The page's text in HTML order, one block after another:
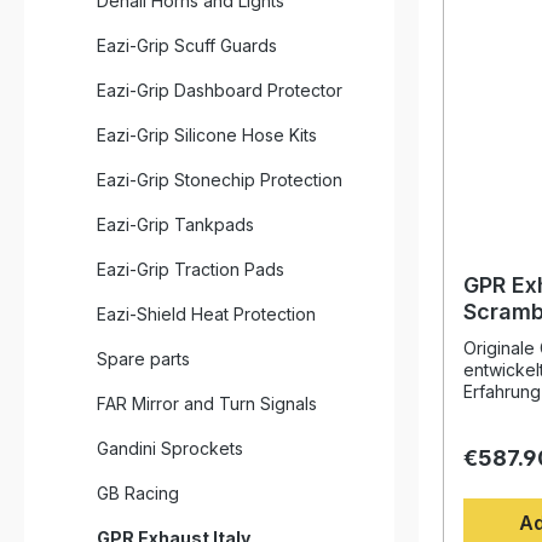
Eazi-Grip Scuff Guards
Eazi-Grip Dashboard Protector
Eazi-Grip Silicone Hose Kits
Eazi-Grip Stonechip Protection
Eazi-Grip Tankpads
Eazi-Grip Traction Pads
Eazi-Shield Heat Protection
Spare parts
FAR Mirror and Turn Signals
Gandini Sprockets
GB Racing
GPR Exhaust Italy
GPR
DS
Originale